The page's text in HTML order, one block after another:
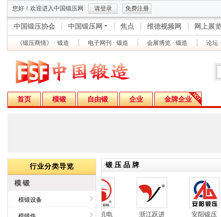
您好！欢迎进入中国锻压网 请登录 免费注册
中国锻压协会 中国锻压网 焦点 维德视频网 网上展
《锻压商情》 · 锻造 电子网刊 · 锻造 会展博览 · 锻造 论坛
首页 模锻 自由锻 企业 金牌企业
行业分类导览
模锻
模锻设备
锻 压 品 牌
北京富京 江鑫机电 浙江跃进 安阳锻压